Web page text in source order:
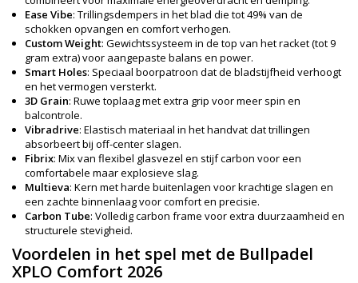
Ease Vibe: Trillingsdempers in het blad die tot 49% van de
schokken opvangen en comfort verhogen.
Custom Weight: Gewichtssysteem in de top van het racket (tot 9
gram extra) voor aangepaste balans en power.
Smart Holes: Speciaal boorpatroon dat de bladstijfheid verhoogt
en het vermogen versterkt.
3D Grain: Ruwe toplaag met extra grip voor meer spin en
balcontrole.
Vibradrive: Elastisch materiaal in het handvat dat trillingen
absorbeert bij off-center slagen.
Fibrix: Mix van flexibel glasvezel en stijf carbon voor een
comfortabele maar explosieve slag.
Multieva: Kern met harde buitenlagen voor krachtige slagen en
een zachte binnenlaag voor comfort en precisie.
Carbon Tube: Volledig carbon frame voor extra duurzaamheid en
structurele stevigheid.
Voordelen in het spel met de Bullpadel
XPLO Comfort 2026